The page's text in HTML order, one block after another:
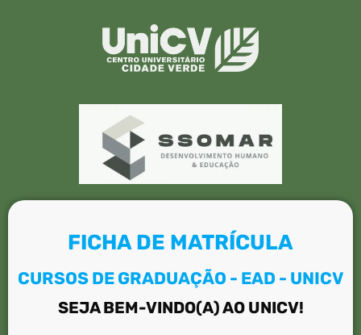
FICHA DE MATRÍCULA
CURSOS DE GRADUAÇÃO - EAD - UNICV
SEJA BEM-VINDO(A) AO UNICV!